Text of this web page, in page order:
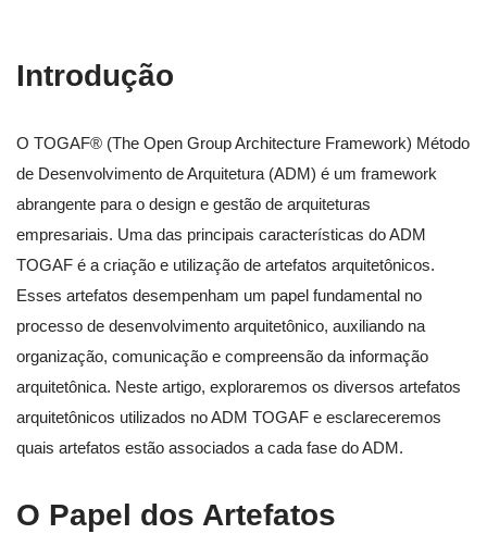
Introdução
O TOGAF® (The Open Group Architecture Framework) Método
de Desenvolvimento de Arquitetura (ADM) é um framework
abrangente para o design e gestão de arquiteturas
empresariais. Uma das principais características do ADM
TOGAF é a criação e utilização de artefatos arquitetônicos.
Esses artefatos desempenham um papel fundamental no
processo de desenvolvimento arquitetônico, auxiliando na
organização, comunicação e compreensão da informação
arquitetônica. Neste artigo, exploraremos os diversos artefatos
arquitetônicos utilizados no ADM TOGAF e esclareceremos
quais artefatos estão associados a cada fase do ADM.
O Papel dos Artefatos